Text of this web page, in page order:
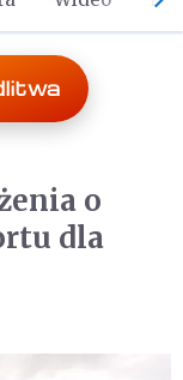
o
dla